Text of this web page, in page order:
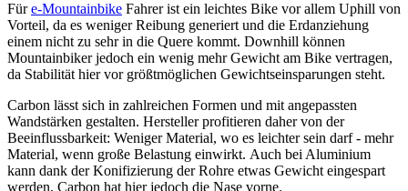
Füre-Mountainbike Fahrer ist ein leichtes Bike vor allem Uphill von
Vorteil, da es weniger Reibung generiert und die Erdanziehung
einem nicht zu sehr in die Quere kommt. Downhill können
Mountainbiker jedoch ein wenig mehr Gewicht am Bike vertragen,
da Stabilität hier vor größtmöglichen Gewichtseinsparungen steht.
Carbon lässt sich in zahlreichen Formen und mit angepassten
Wandstärken gestalten. Hersteller profitieren daher von der
Beeinflussbarkeit: Weniger Material, wo es leichter sein darf - mehr
Material, wenn große Belastung einwirkt. Auch bei Aluminium
kann dank der Konifizierung der Rohre etwas Gewicht eingespart
werden, Carbon hat hier jedoch die Nase vorne.